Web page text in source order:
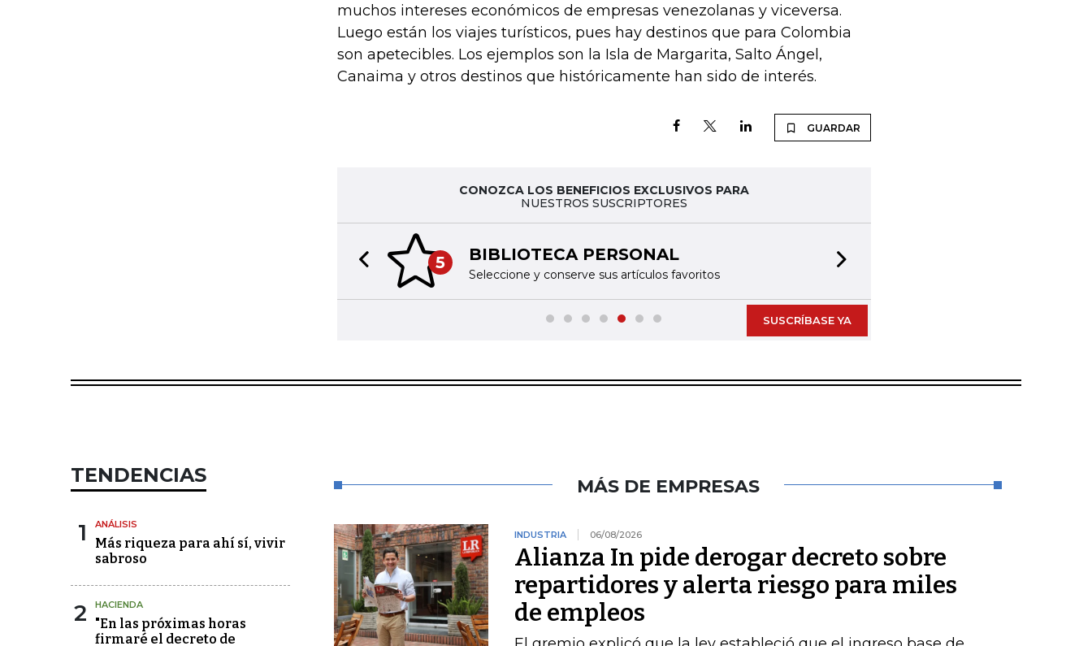
muchos intereses económicos de empresas venezolanas y viceversa.
Luego están los viajes turísticos, pues hay destinos que para Colombia
son apetecibles. Los ejemplos son la Isla de Margarita, Salto Ángel,
Canaima y otros destinos que históricamente han sido de interés.
GUARDAR
CONOZCA LOS BENEFICIOS EXCLUSIVOS PARA
NUESTROS SUSCRIPTORES
5 BIBLIOTECA PERSONAL
Seleccione y conserve sus artículos favoritos
Previous slide
SUSCRÍBASE YA
TENDENCIAS
1 ANÁLISIS
Más riqueza para ahí sí, vivir
sabroso
2 HACIENDA
"En las próximas horas
firmaré el decreto de
MÁS DE EMPRESAS
INDUSTRIA 06/08/2026
Alianza In pide derogar decreto sobre
repartidores y alerta riesgo para miles
de empleos